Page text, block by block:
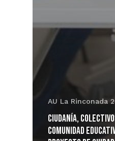
AU La Rinconada
Ciudanía,
comunidad